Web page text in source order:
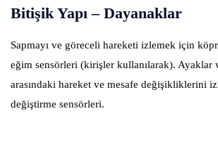
Bitişik Yapı – Dayanaklar
Sapmayı ve göreceli hareketi izlemek için
eğim sensörleri (kirişler kullanılarak). Ayaklar
arasındaki hareket ve mesafe değişikliklerini
değiştirme sensörleri.